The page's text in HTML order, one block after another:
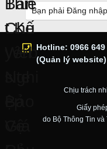
Bạn phải Đăng
Hotline: 0966 649
(Quản lý website)
Chịu trách
Giấy
do Bộ Thông Tin